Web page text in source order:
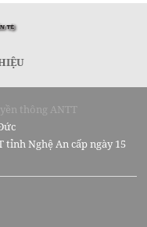
thông ANTT
tỉnh Nghệ An cấp ngày 15